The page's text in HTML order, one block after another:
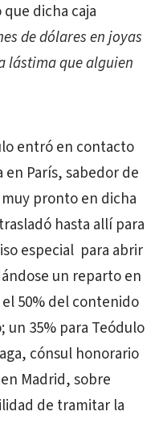
dicha caja
de dólares en joyas
lástima que alguien
entró en contacto
París, sabedor de
pronto en dicha
hasta allí para
especial para abrir
un reparto en
50% del contenido
un 35% para Teódulo
cónsul honorario
Madrid, sobre
de tramitar la